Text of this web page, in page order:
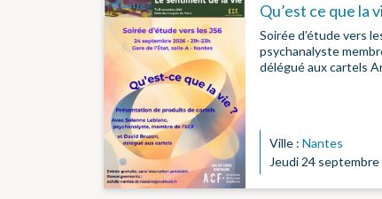
Qu’est ce que la
Soirée d’étude vers
psychanalyste
délégué aux cartels
Ville : Nantes
Jeudi 24